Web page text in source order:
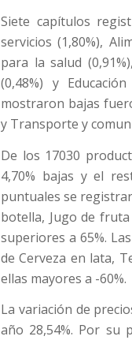
Siete capítulos
servicios (1,80%),
para la salud
(0,48%) y
mostraron bajas
y Transporte y
De los 17030
4,70% bajas y el
puntuales se
botella, Jugo de
superiores a 65%.
de Cerveza en lata,
ellas mayores a -60%.
La variación de
año 28,54%. Por su